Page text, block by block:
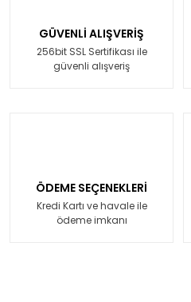
GÜVENLİ ALIŞVERİŞ
256bit SSL Sertifikası ile
güvenli alışveriş
ÖDEME SEÇENEKLERİ
Kredi Kartı ve havale ile
ödeme imkanı